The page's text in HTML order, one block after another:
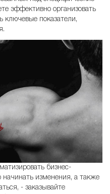
эффективно организовать
ключевые показатели,
бизнес-
начинать изменения, а также
- заказывайте